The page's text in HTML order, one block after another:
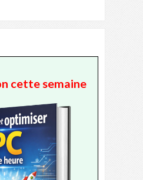
cette semaine